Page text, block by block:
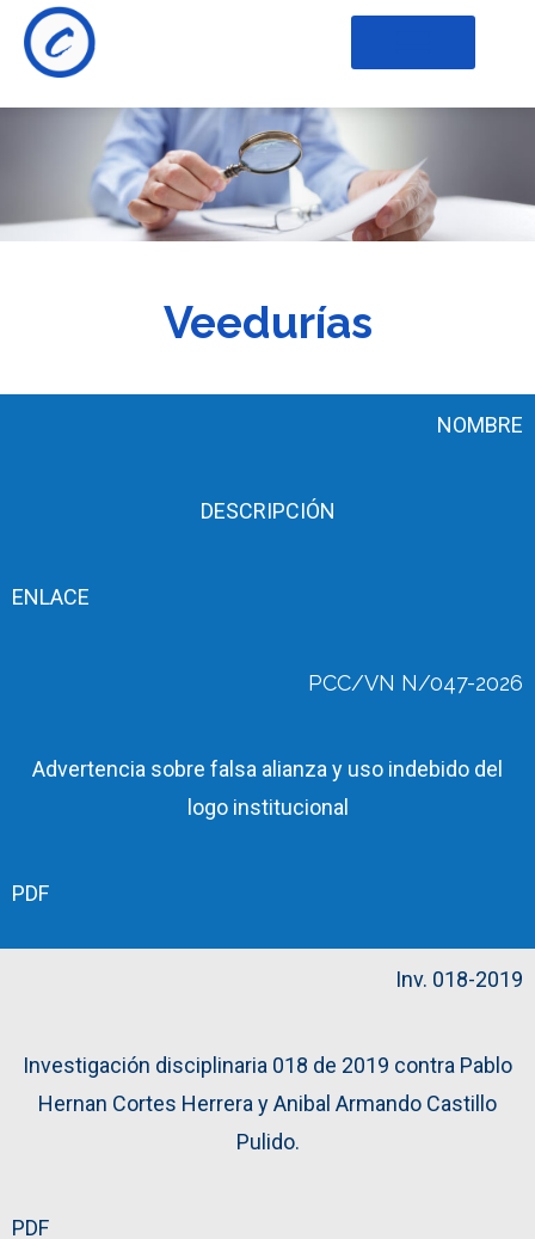
Veedurías
NOMBRE
DESCRIPCIÓN
ENLACE
PCC/VN N/047-2026
Advertencia sobre falsa alianza y uso indebido del
logo institucional
PDF
Inv. 018-2019
Investigación disciplinaria 018 de 2019 contra Pablo
Hernan Cortes Herrera y Anibal Armando Castillo
Pulido.
PDF